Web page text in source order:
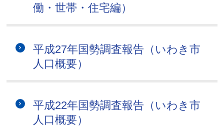
働・世帯・住宅編）
平成27年国勢調査報告（いわき市
人口概要）
平成22年国勢調査報告（いわき市
人口概要）